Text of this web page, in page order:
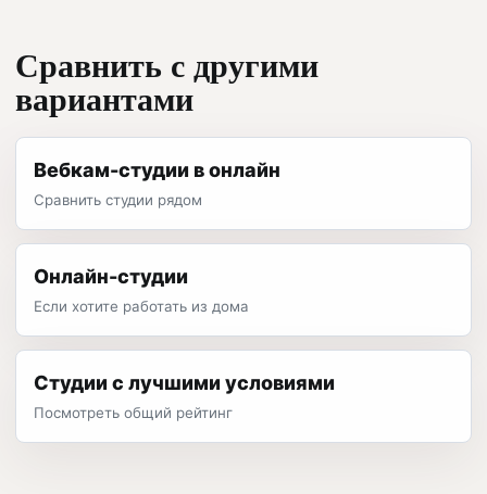
Сравнить с другими
вариантами
Вебкам-студии в онлайн
Сравнить студии рядом
Онлайн-студии
Если хотите работать из дома
Студии с лучшими условиями
Посмотреть общий рейтинг